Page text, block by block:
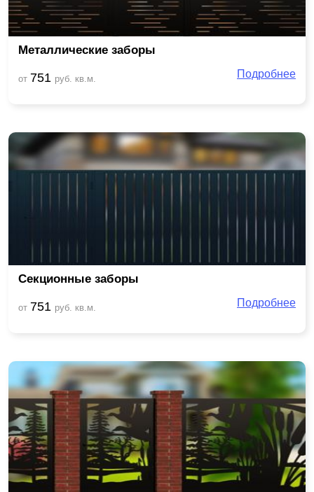
Металлические заборы
от 751 руб. кв.м. Подробнее
Секционные заборы
от 751 руб. кв.м. Подробнее